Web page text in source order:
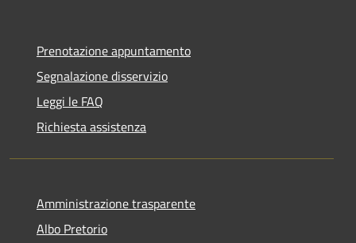
Prenotazione appuntamento
Segnalazione disservizio
Leggi le FAQ
Richiesta assistenza
Amministrazione trasparente
Albo Pretorio